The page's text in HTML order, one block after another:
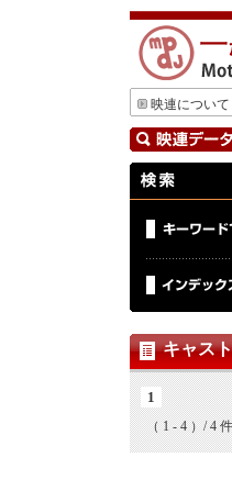
映連について
キャスト
1
（ 1 - 4 ）/ 4 件